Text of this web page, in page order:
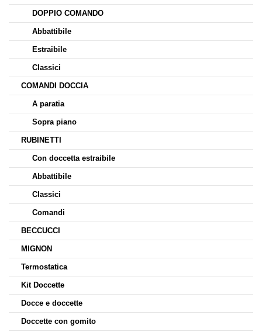
DOPPIO COMANDO
Abbattibile
Estraibile
Classici
COMANDI DOCCIA
A paratia
Sopra piano
RUBINETTI
Con doccetta estraibile
Abbattibile
Classici
Comandi
BECCUCCI
MIGNON
Termostatica
Kit Doccette
Docce e doccette
Doccette con gomito